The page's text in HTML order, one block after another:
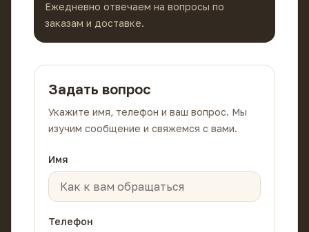
Ежедневно отвечаем на вопросы по
заказам и доставке.
Задать вопрос
Укажите имя, телефон и ваш вопрос. Мы
изучим сообщение и свяжемся с вами.
Имя
Телефон